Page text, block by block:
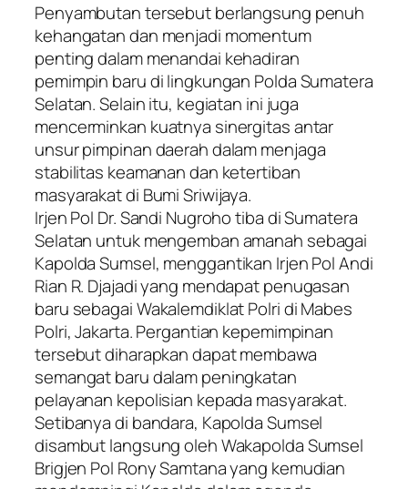
Penyambutan tersebut berlangsung penuh
kehangatan dan menjadi momentum
penting dalam menandai kehadiran
pemimpin baru di lingkungan Polda Sumatera
Selatan. Selain itu, kegiatan ini juga
mencerminkan kuatnya sinergitas antar
unsur pimpinan daerah dalam menjaga
stabilitas keamanan dan ketertiban
masyarakat di Bumi Sriwijaya.
Irjen Pol Dr. Sandi Nugroho tiba di Sumatera
Selatan untuk mengemban amanah sebagai
Kapolda Sumsel, menggantikan Irjen Pol Andi
Rian R. Djajadi yang mendapat penugasan
baru sebagai Wakalemdiklat Polri di Mabes
Polri, Jakarta. Pergantian kepemimpinan
tersebut diharapkan dapat membawa
semangat baru dalam peningkatan
pelayanan kepolisian kepada masyarakat.
Setibanya di bandara, Kapolda Sumsel
disambut langsung oleh Wakapolda Sumsel
Brigjen Pol Rony Samtana yang kemudian